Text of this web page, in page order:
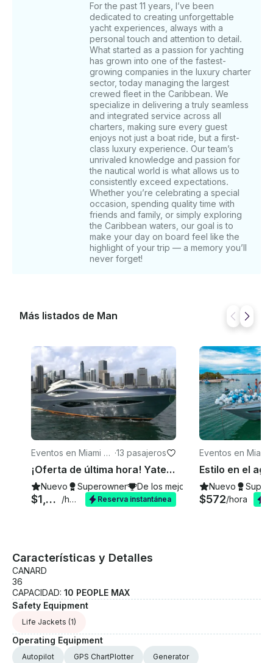
Miami, Celebrity Residences, Miami Downtown (vistas
panorámicas) , Fisher Island, Key Biscayne, Star
Island y Monument Island. En Monument Island,
puedes desembarcar y divertirte con otros
propietarios de yates o con tu grupo. También
puedes nadar o montar en moto acuática en sus
aguas cristalinas . Si está interesado en hacer una
parada para almorzar, tiene a su disposición
numerosas opciones, como Seaspice, Kiki's, Boaters
Grille, Rusty Pelican, Garcia's y más. Y recuerde que
podemos personalizar un itinerario a medida para
itinerario turístico puede variar según el yate y la
duración del alquiler.
For the past 11 years, I’ve been
dedicated to creating unforgettable
yacht experiences, always with a
personal touch and attention to detail.
What started as a passion for yachting
has grown into one of the fastest-
growing companies in the luxury charter
sector, today managing the largest
crewed fleet in the Caribbean. We
specialize in delivering a truly seamless
and integrated service across all
charters, making sure every guest
enjoys not just a boat ride, but a first-
class luxury experience. Our team’s
unrivaled knowledge and passion for
the nautical world is what allows us to
consistently exceed expectations.
Whether you’re celebrating a special
occasion, spending quality time with
friends and family, or simply exploring
the Caribbean waters, our goal is to
make your day on board feel like the
highlight of your trip — a memory you’ll
never forget!
Más listados de Man
Eventos en Miami Be
ach
·13 pasajeros
¡Oferta de última hora! Yate Numarine de 80 pies en alquiler en Miami, Florida.
Nuevo Superowner De los mejores de 2026
$1,028 /hora Reserva instantánea
Eventos en Miami
ach
Nuevo
$572/hora
Características y Detalles
CANARD
36
CAPACIDAD: 10 PEOPLE MAX
Safety Equipment
Life Jackets (1)
Operating Equipment
Autopilot GPS ChartPlotter Generator